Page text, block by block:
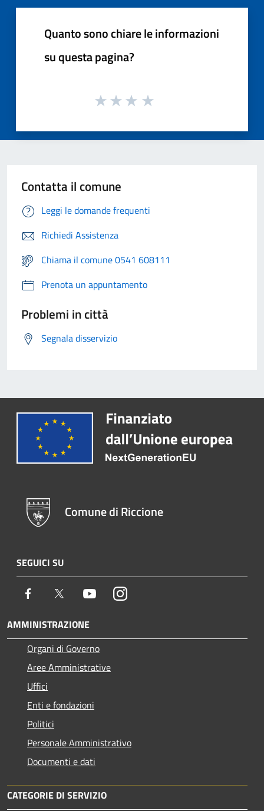
Quanto sono chiare le informazioni
su questa pagina?
Contatta il comune
Leggi le domande frequenti
Richiedi Assistenza
Chiama il comune 0541 608111
Prenota un appuntamento
Problemi in città
Segnala disservizio
Comune di Riccione
SEGUICI SU
Facebook Twitter YoutubeInstagram
AMMINISTRAZIONE
Organi di Governo
Aree Amministrative
Uffici
Enti e fondazioni
Politici
Personale Amministrativo
Documenti e dati
CATEGORIE DI SERVIZIO